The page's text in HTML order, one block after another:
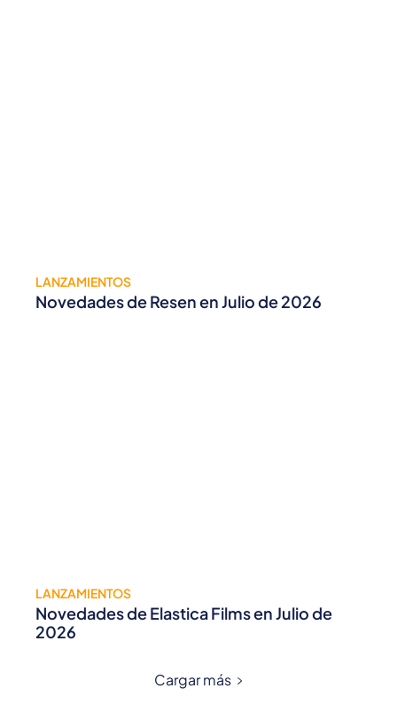
LANZAMIENTOS
Novedades de Resen en Julio de 2026
LANZAMIENTOS
Novedades de Elastica Films en Julio de
2026
Cargar más